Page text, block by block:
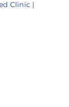
Clinic |